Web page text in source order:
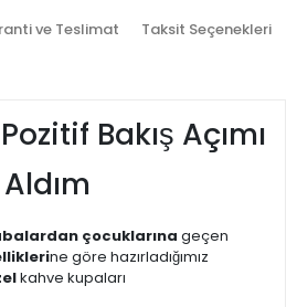
ve Teslimat Taksit Seçenekleri
Bakış Açımı
çocuklarına geçen
ne göre hazırladığımız
kahve kupaları